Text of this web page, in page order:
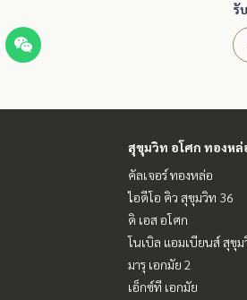
รั
สุขุมวิท อโศก ทองหล่
คัลเจอร์ ทองหล่อ
ไอดีโอ คิว สุขุมวิท 36
ดิ เอส อโศก
โนเบิล แอมเบียนส์ สุขุม
มารุ เอกมัย 2
เอ็กซ์ที เอกมัย